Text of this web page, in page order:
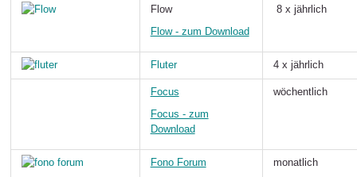
Flow
Flow - zum Download
8 x jährlich
Fluter 4 x jährlich
Focus
Focus - zum
Download
wöchentlich
Fono Forum monatlich